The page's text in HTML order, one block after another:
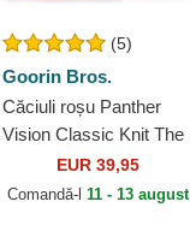
(5)
Goorin Bros.
Căciuli roșu Panther
Vision Classic Knit The
Farm Goorin Bros.
EUR 39,95
Comandă-l 11 - 13 august